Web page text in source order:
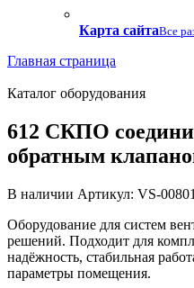
Карта сайтаВсе
Главная страница
Каталог оборудования
612 СКПО
обратным
В наличии Артикул: VS-00801
Оборудование для систем
решений. Подходит для
надёжность, стабильная
параметры помещения.